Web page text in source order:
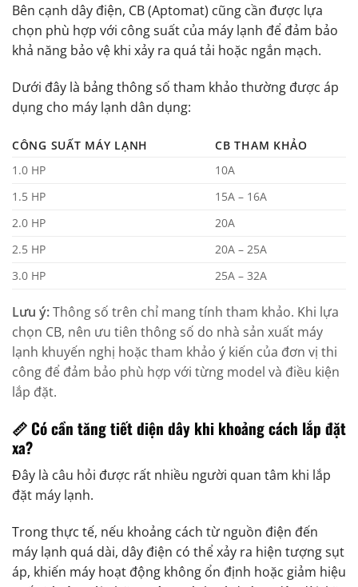
Bên cạnh dây điện, CB (Aptomat) cũng cần được lựa
chọn phù hợp với công suất của máy lạnh để đảm bảo
khả năng bảo vệ khi xảy ra quá tải hoặc ngắn mạch.
Dưới đây là bảng thông số tham khảo thường được áp
dụng cho máy lạnh dân dụng:
CÔNG SUẤT MÁY LẠNH
CB THAM KHẢO
1.0 HP
10A
1.5 HP
15A – 16A
2.0 HP
20A
2.5 HP
20A – 25A
3.0 HP
25A – 32A
Lưu ý:Thông số trên chỉ mang tính tham khảo. Khi lựa
chọn CB, nên ưu tiên thông số do nhà sản xuất máy
lạnh khuyến nghị hoặc tham khảo ý kiến của đơn vị thi
công để đảm bảo phù hợp với từng model và điều kiện
lắp đặt.
📏 Có cần tăng tiết diện dây khi khoảng cách lắp đặt
xa?
Đây là câu hỏi được rất nhiều người quan tâm khi lắp
đặt máy lạnh.
Trong thực tế, nếu khoảng cách từ nguồn điện đến
máy lạnh quá dài, dây điện có thể xảy ra hiện tượng sụt
áp, khiến máy hoạt động không ổn định hoặc giảm hiệu